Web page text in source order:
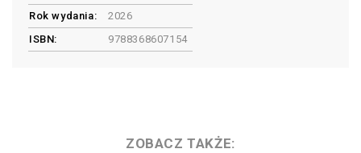
Rok wydania:
2026
ISBN:
9788368607154
ZOBACZ TAKŻE: